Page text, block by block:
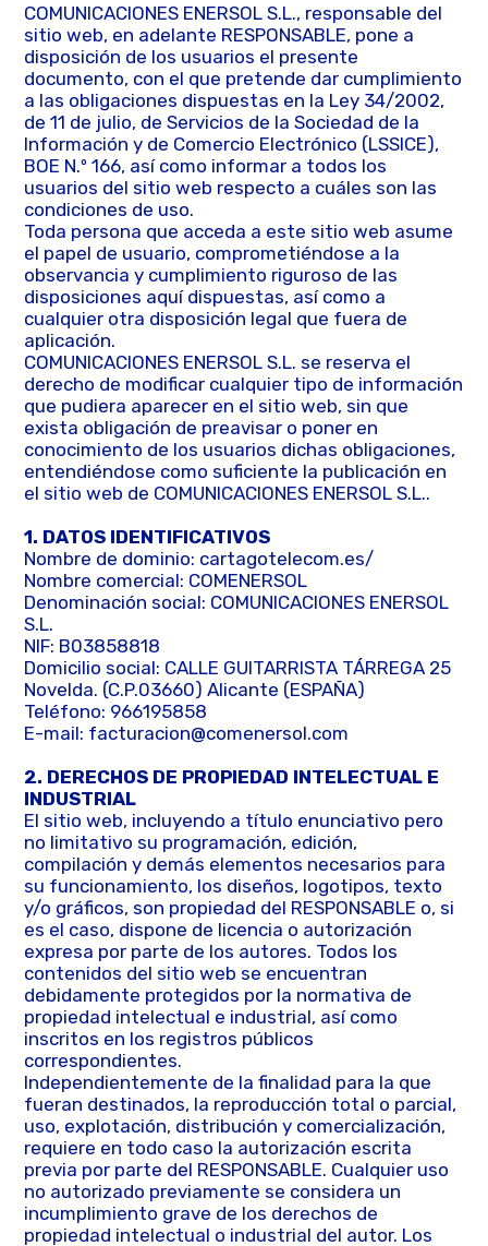
COMUNICACIONES ENERSOL S.L., responsable del
sitio web, en adelante RESPONSABLE, pone a
disposición de los usuarios el presente
documento, con el que pretende dar cumplimiento
a las obligaciones dispuestas en la Ley 34/2002,
de 11 de julio, de Servicios de la Sociedad de la
Información y de Comercio Electrónico (LSSICE),
BOE N.º 166, así como informar a todos los
usuarios del sitio web respecto a cuáles son las
condiciones de uso.
Toda persona que acceda a este sitio web asume
el papel de usuario, comprometiéndose a la
observancia y cumplimiento riguroso de las
disposiciones aquí dispuestas, así como a
cualquier otra disposición legal que fuera de
aplicación.
COMUNICACIONES ENERSOL S.L. se reserva el
derecho de modificar cualquier tipo de información
que pudiera aparecer en el sitio web, sin que
exista obligación de preavisar o poner en
conocimiento de los usuarios dichas obligaciones,
entendiéndose como suficiente la publicación en
el sitio web de COMUNICACIONES ENERSOL S.L..
1. DATOS IDENTIFICATIVOS
Nombre de dominio: cartagotelecom.es/
Nombre comercial: COMENERSOL
Denominación social: COMUNICACIONES ENERSOL
S.L.
NIF: B03858818
Domicilio social: CALLE GUITARRISTA TÁRREGA 25
Novelda. (C.P.03660) Alicante (ESPAÑA)
Teléfono: 966195858
E-mail: facturacion@comenersol.com
2. DERECHOS DE PROPIEDAD INTELECTUAL E
INDUSTRIAL
El sitio web, incluyendo a título enunciativo pero
no limitativo su programación, edición,
compilación y demás elementos necesarios para
su funcionamiento, los diseños, logotipos, texto
y/o gráficos, son propiedad del RESPONSABLE o, si
es el caso, dispone de licencia o autorización
expresa por parte de los autores. Todos los
contenidos del sitio web se encuentran
debidamente protegidos por la normativa de
propiedad intelectual e industrial, así como
inscritos en los registros públicos
correspondientes.
Independientemente de la finalidad para la que
fueran destinados, la reproducción total o parcial,
uso, explotación, distribución y comercialización,
requiere en todo caso la autorización escrita
previa por parte del RESPONSABLE. Cualquier uso
no autorizado previamente se considera un
incumplimiento grave de los derechos de
propiedad intelectual o industrial del autor. Los